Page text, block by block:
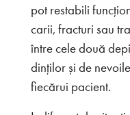
pot restabili
carii, fracturi sau
între cele două
dinților și de
fiecărui pacient.